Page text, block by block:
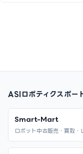
ASIロボティクスポー
Smart-Mart
ロボット中古販売・買取・